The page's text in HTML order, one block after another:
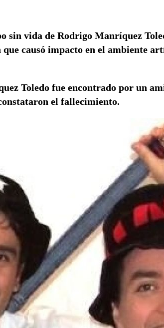
sin vida de Rodrigo Manríquez
causó impacto en el ambiente
Toledo fue encontrado por un
el fallecimiento.